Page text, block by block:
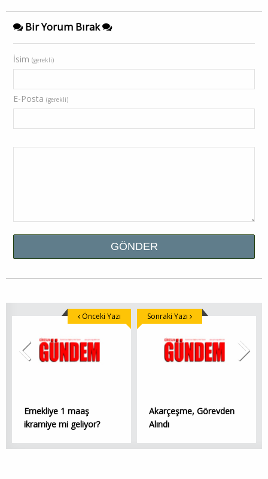
Bir Yorum Bırak
İsim (gerekli)
E-Posta (gerekli)
Emekliye 1 maaş
ikramiye mi geliyor?
Önceki Yazı
Akarçeşme, Görevden
Alındı
Sonraki Yazı